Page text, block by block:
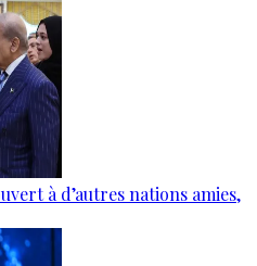
à d’autres nations amies,